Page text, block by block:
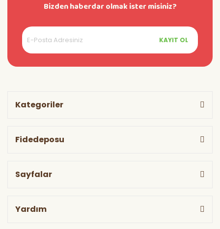
Bizden haberdar olmak ister misiniz?
KAYIT OL
Kategoriler
Fidedeposu
Sayfalar
Yardım